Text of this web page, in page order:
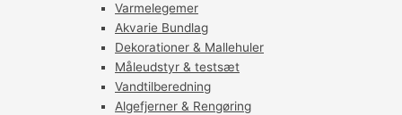
Varmelegemer
Akvarie Bundlag
Dekorationer & Mallehuler
Måleudstyr & testsæt
Vandtilberedning
Algefjerner & Rengøring